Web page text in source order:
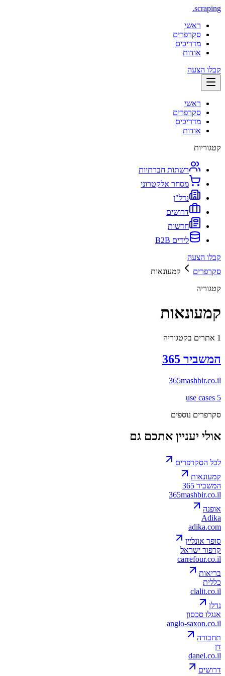
scraping
.
ראשי
סקרפרים
מדריכים
אודות
קבלו הצעה
ראשי
סקרפרים
מדריכים
אודות
קטגוריות
רשתות חברתיות
מסחר אלקטרוני
נדל"ן
דרושים
חדשות
לידים B2B
קבלו הצעה
סקרפרים
קמעונאות
קטגוריה
קמעונאות
1 אתרים בקטגוריה
המשביר 365
365mashbir.co.il
5
סקרפרים נוספים
אולי יעניין אתכם גם
לכל הסקרפרים
קמעונאות
המשביר 365
365mashbir.co.il
אופנה
Adika
adika.com
סופר אונליין
קרפור ישראל
carrefour.co.il
בריאות
כללית
clalit.co.il
נדלן
אנגלו סכסון
anglo-saxon.co.il
תחבורה
דן
danel.co.il
דרושים